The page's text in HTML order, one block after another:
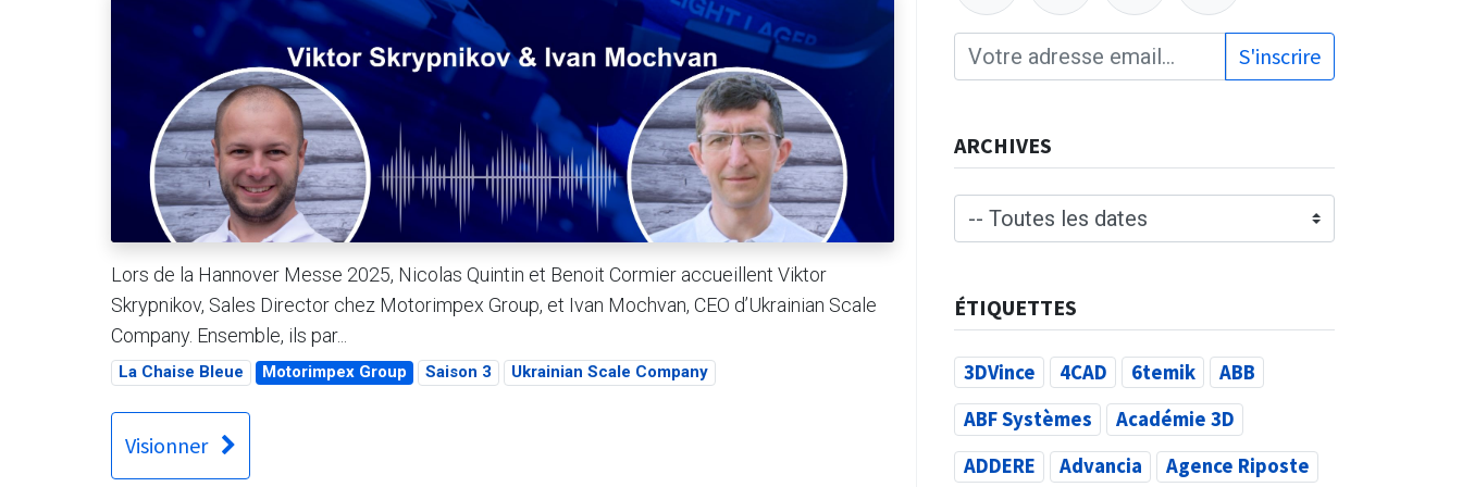
Lors de la Hannover Messe 2025, Nicolas Quintin et Benoit Cormier accueillent Viktor
Skrypnikov, Sales Director chez Motorimpex Group, et Ivan Mochvan, CEO d’Ukrainian Scale
Company. Ensemble, ils par...
La Chaise Bleue Motorimpex Group Saison 3 Ukrainian Scale Company
Visionner
S'inscrire
ARCHIVES
ÉTIQUETTES
3DVince 4CAD 6temik
ABB
ABF Systèmes
Académie 3D
ADDERE
Advancia Agence Riposte